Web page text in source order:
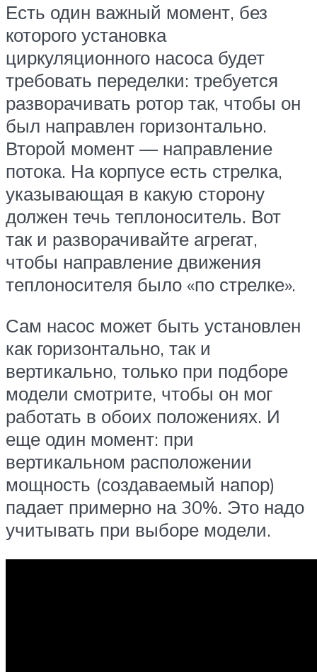
Есть один важный момент, без
которого установка
циркуляционного насоса будет
требовать переделки: требуется
разворачивать ротор так, чтобы он
был направлен горизонтально.
Второй момент — направление
потока. На корпусе есть стрелка,
указывающая в какую сторону
должен течь теплоноситель. Вот
так и разворачивайте агрегат,
чтобы направление движения
теплоносителя было «по стрелке».
Сам насос может быть установлен
как горизонтально, так и
вертикально, только при подборе
модели смотрите, чтобы он мог
работать в обоих положениях. И
еще один момент: при
вертикальном расположении
мощность (создаваемый напор)
падает примерно на 30%. Это надо
учитывать при выборе модели.